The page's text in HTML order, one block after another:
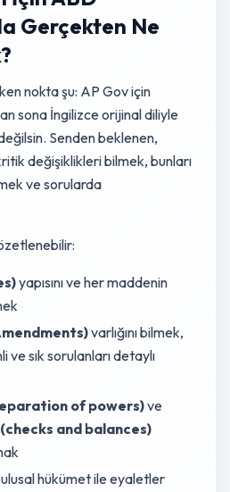
Gerçekten Ne
nokta şu: AP Gov için
sona İngilizce orijinal diliyle
Senden beklenen,
değişiklikleri bilmek, bunları
ve sorularda
yapısını ve her maddenin
varlığını bilmek,
ve sık sorulanları detaylı
of powers)ve
and balances)
ulusal hükümet ile eyaletler